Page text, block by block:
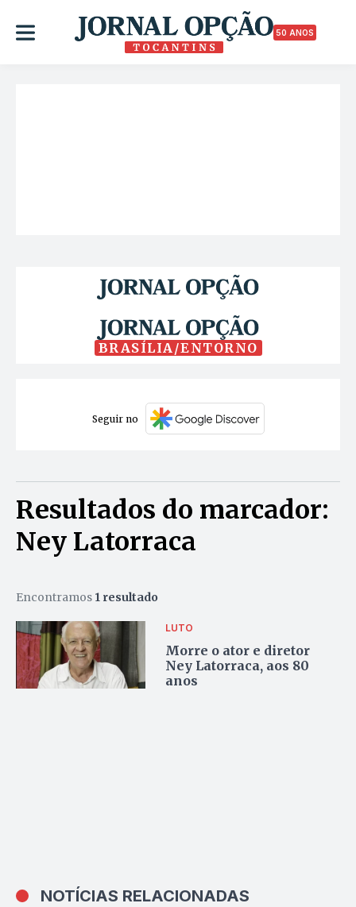
50 ANOS
BRASÍLIA/ENTORNO
Seguir no
Resultados do marcador:
Ney Latorraca
Encontramos 1 resultado
LUTO
Morre o ator e diretor
Ney Latorraca, aos 80
anos
NOTÍCIAS RELACIONADAS